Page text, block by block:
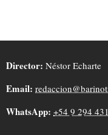
Director: Néstor Echarte
Email:
WhatsApp: +54 9 294